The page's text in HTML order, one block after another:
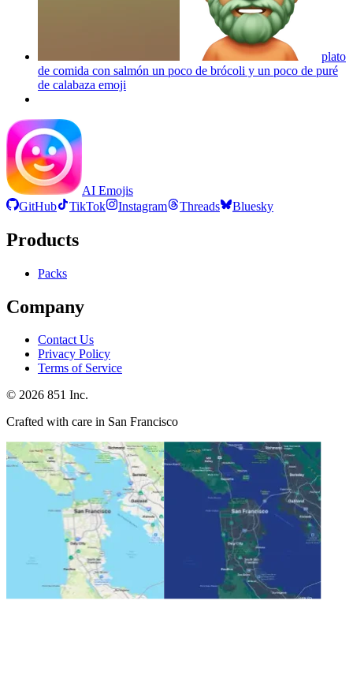
plato
de comida con salmón un poco de brócoli y un poco de puré
de calabaza emoji
AI Emojis
GitHub
TikTok Instagram Threads Bluesky
Products
Packs
Company
Contact Us
Privacy Policy
Terms of Service
© 2026 851 Inc.
Crafted with care in San Francisco